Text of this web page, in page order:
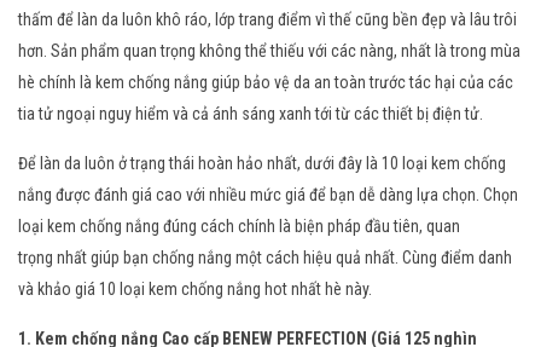
thấm để làn da luôn khô ráo, lớp trang điểm vì thế cũng bền đẹp và lâu trôi
hơn. Sản phẩm quan trọng không thể thiếu với các nàng, nhất là trong mùa
hè chính là kem chống nắng giúp bảo vệ da an toàn trước tác hại của các
tia tử ngoại nguy hiểm và cả ánh sáng xanh tới từ các thiết bị điện tử.
Để làn da luôn ở trạng thái hoàn hảo nhất, dưới đây là 10 loại kem chống
nắng được đánh giá cao với nhiều mức giá để bạn dễ dàng lựa chọn. Chọn
loại kem chống nắng đúng cách chính là biện pháp đầu tiên, quan
trọng nhất giúp bạn chống nắng một cách hiệu quả nhất. Cùng điểm danh
và khảo giá 10 loại kem chống nắng hot nhất hè này.
1. Kem chống nắng Cao cấp BENEW PERFECTION (Giá 125 nghìn